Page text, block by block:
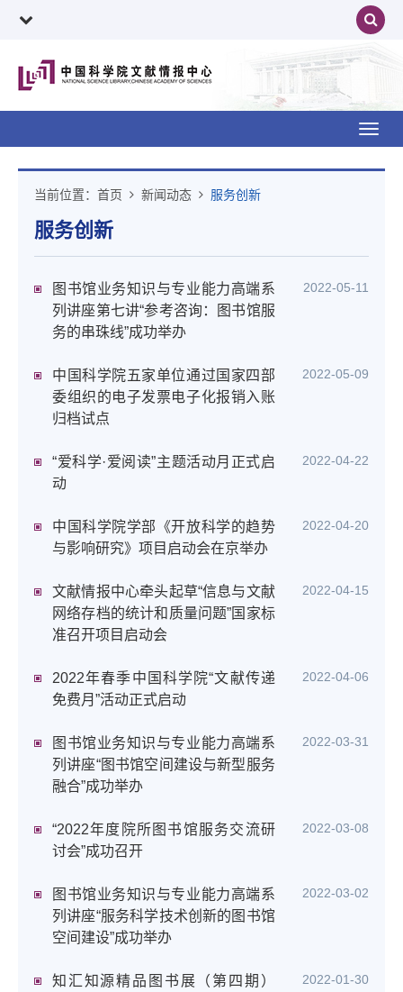
当前位置： 首页 新闻动态 服务创新
服务创新
图书馆业务知识与专业能力高端系
列讲座第七讲“参考咨询：图书馆服
务的串珠线”成功举办
2022-05-11
中国科学院五家单位通过国家四部
委组织的电子发票电子化报销入账
归档试点
2022-05-09
“爱科学·爱阅读”主题活动月正式启
动
2022-04-22
中国科学院学部《开放科学的趋势
与影响研究》项目启动会在京举办
2022-04-20
文献情报中心牵头起草“信息与文献
网络存档的统计和质量问题”国家标
准召开项目启动会
2022-04-15
2022年春季中国科学院“文献传递
免费月”活动正式启动
2022-04-06
图书馆业务知识与专业能力高端系
列讲座“图书馆空间建设与新型服务
融合”成功举办
2022-03-31
“2022年度院所图书馆服务交流研
讨会”成功召开
2022-03-08
图书馆业务知识与专业能力高端系
列讲座“服务科学技术创新的图书馆
空间建设”成功举办
2022-03-02
知汇知源精品图书展（第四期）
2022-01-30